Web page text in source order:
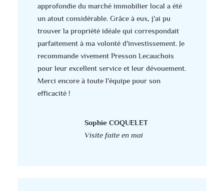
approfondie du marché immobilier local a été
un atout considérable. Grâce à eux, j'ai pu
trouver la propriété idéale qui correspondait
parfaitement à ma volonté d'investissement. Je
recommande vivement Presson Lecauchois
pour leur excellent service et leur dévouement.
Merci encore à toute l'équipe pour son
efficacité !
Sophie COQUELET
Visite faite en mai